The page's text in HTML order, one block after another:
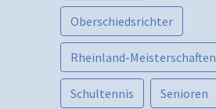
Oberschiedsrichter
Rheinland-Meisterschaften
Schultennis Senioren